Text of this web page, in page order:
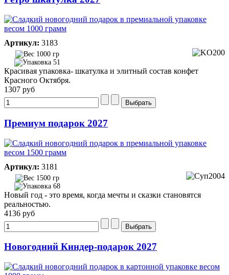
Артикул: 3183
1000 гр
51
Красивая упаковка- шкатулка и элитный состав конфет
Красного Октября.
1307 руб
Премиум подарок 2027
Артикул: 3181
1500 гр
68
Новый год - это время, когда мечты и сказки становятся
реальностью.
4136 руб
Новогодний Киндер-подарок 2027